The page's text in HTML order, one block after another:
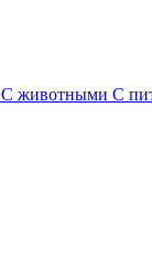
С животными С